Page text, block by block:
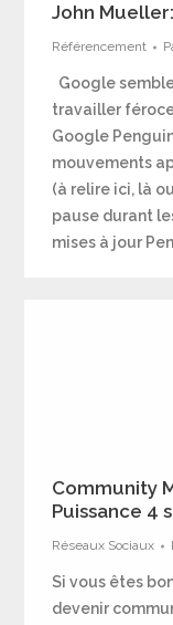
John Mueller:
Référencement
Google
travailler
Google
mouvements
(à relire ici, là
pause durant
mises à jour
Community
Puissance 4
Réseaux Sociaux
Si vous êtes
devenir